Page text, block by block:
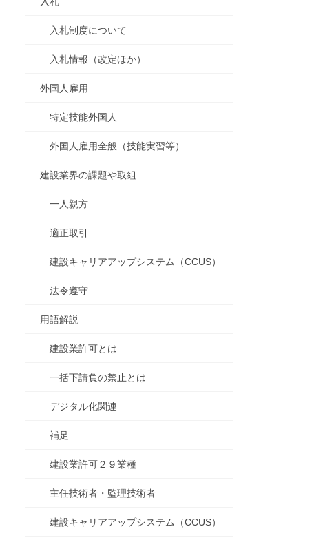
入札制度について
入札情報（改定ほか）
外国人雇用
特定技能外国人
外国人雇用全般（技能実習等）
建設業界の課題や取組
一人親方
適正取引
建設キャリアアップシステム（CCUS）
法令遵守
用語解説
建設業許可とは
一括下請負の禁止とは
デジタル化関連
補足
建設業許可２９業種
主任技術者・監理技術者
建設キャリアアップシステム（CCUS）